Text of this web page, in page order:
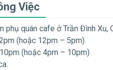
Việc
phụ quán cafe ở Trần Đình Xu,
(hoặc 12pm – 5pm)
(hoặc 4pm – 10pm)